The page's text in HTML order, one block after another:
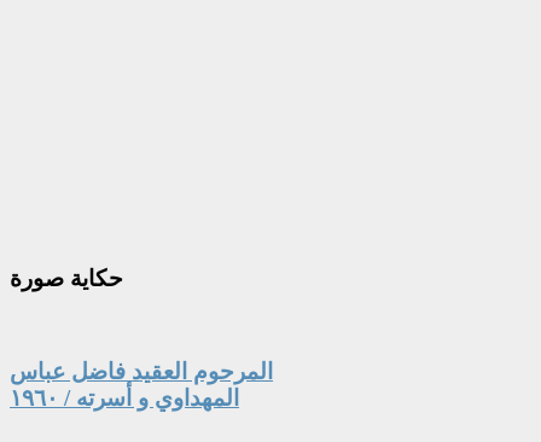
حكاية صورة
المرحوم العقيد فاضل عباس
المهداوي و أسرته / ١٩٦٠